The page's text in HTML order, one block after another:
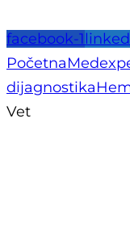
facebook-1
Početna
dijagnostika
Vet